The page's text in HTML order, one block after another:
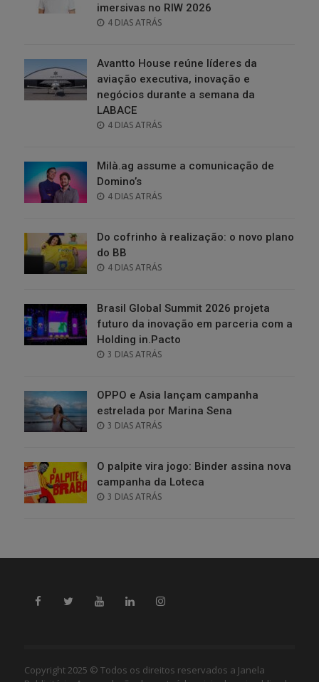
imersivas no RIW 2026
POSTED
4 DIAS ATRÁS
Avantto House reúne líderes da
aviação executiva, inovação e
negócios durante a semana da
LABACE
POSTED
4 DIAS ATRÁS
Milà.ag assume a comunicação de
Domino’s
POSTED
4 DIAS ATRÁS
Do cofrinho à realização: o novo plano
do BB
POSTED
4 DIAS ATRÁS
Brasil Global Summit 2026 projeta
futuro da inovação em parceria com a
Holding in.Pacto
POSTED
3 DIAS ATRÁS
OPPO e Asia lançam campanha
estrelada por Marina Sena
POSTED
3 DIAS ATRÁS
O palpite vira jogo: Binder assina nova
campanha da Loteca
POSTED
3 DIAS ATRÁS
Copyright 2025 © Todos os direitos reservados a Janela